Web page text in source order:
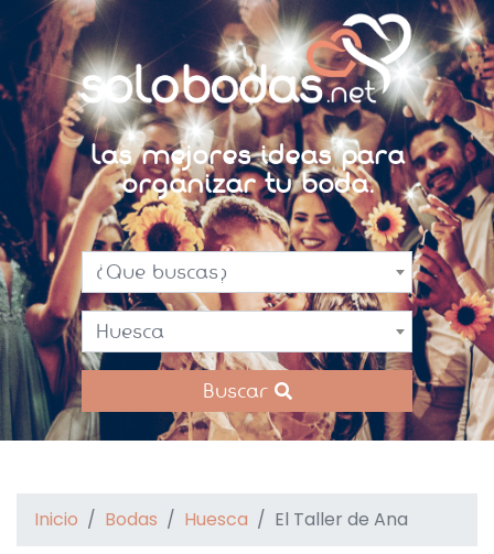
Las mejores ideas para
organizar tu boda.
¿Que buscas?
Huesca
Buscar
Inicio Bodas Huesca El Taller de Ana